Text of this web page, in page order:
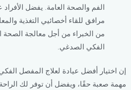
الفم والصحة العامة. يفضل الأفراد
مرافق للقاء أخصائيي التغذية
من الخبراء من أجل معالجة
الفكي الصدغي.
إن اختيار أفضل عيادة لعلاج المفصل
مهمة صعبة حقًا، ويفضل أن توفر لك الراحة